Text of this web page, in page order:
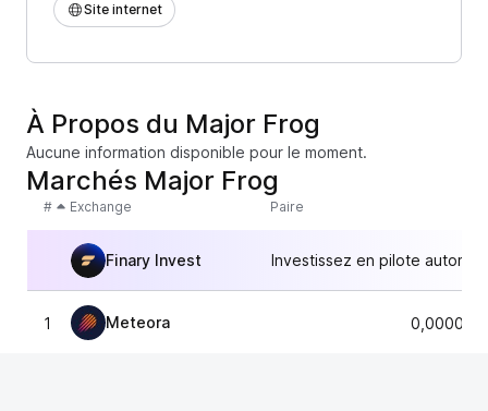
Site internet
À Propos du Major Frog
Aucune information disponible pour le moment.
Marchés Major Frog
# Exchange Paire
Finary Invest Investissez en pilote
1 Meteora